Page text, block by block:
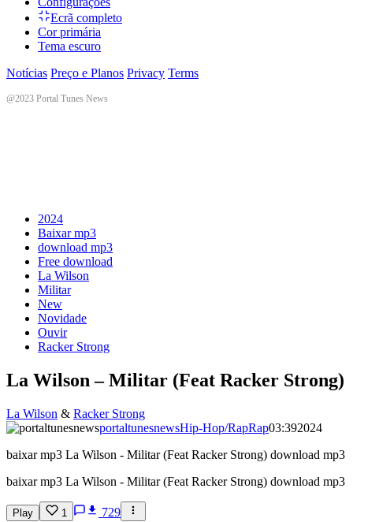
Ecrã completo
Cor primária
Tema escuro
Notícias Preço e Planos Privacy Terms
@2023 Portal Tunes News
2024
Baixar mp3
download mp3
Free download
La Wilson
Militar
New
Novidade
Ouvir
Racker Strong
La Wilson – Militar (Feat Racker Strong)
La Wilson & Racker Strong
portaltunesnewsHip-Hop/RapRap03:392024
baixar mp3 La Wilson - Militar (Feat Racker Strong) download mp3
baixar mp3 La Wilson - Militar (Feat Racker Strong) download mp3
Play 1 729